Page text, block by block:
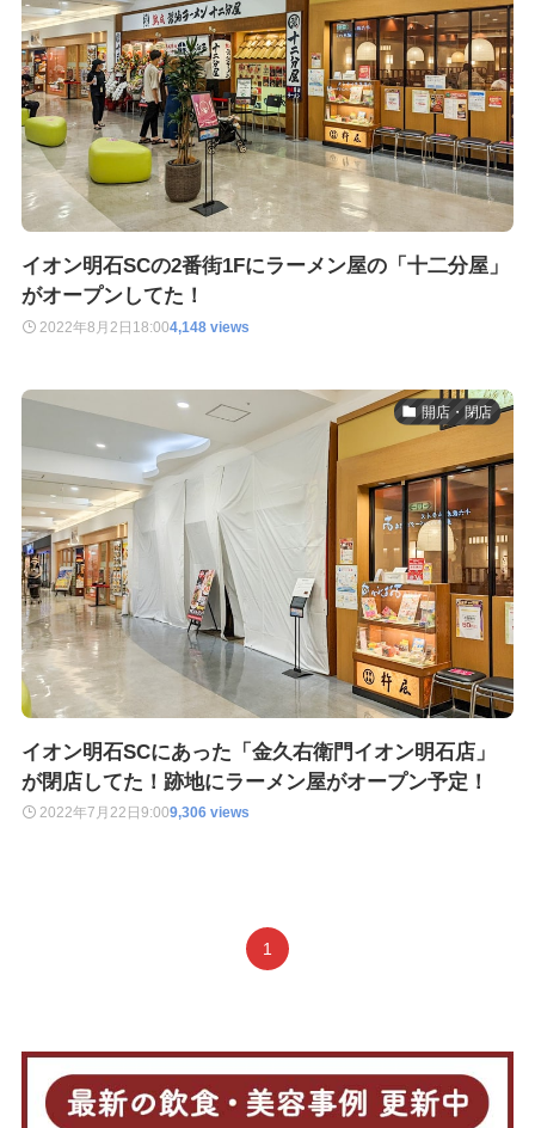
イオン明石SCの2番街1Fにラーメン屋の「十二分屋」
がオープンしてた！
2022年8月2日 18:004,148 views
開店・閉店
イオン明石SCにあった「金久右衛門イオン明石店」
が閉店してた！跡地にラーメン屋がオープン予定！
2022年7月22日 9:009,306 views
1